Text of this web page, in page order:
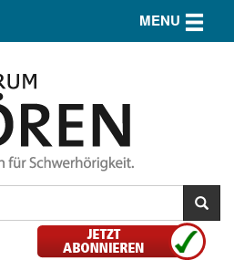
MENU Toggle